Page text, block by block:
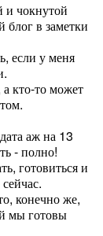
и чокнутой
блог в заметки
если у меня
кто-то может
аж на 13
- полно!
готовиться и
конечно же,
мы готовы